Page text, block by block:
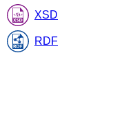
XSD
RDF